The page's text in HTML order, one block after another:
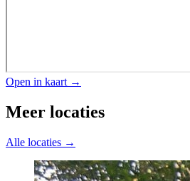
Open in kaart →
Meer locaties
Alle locaties →